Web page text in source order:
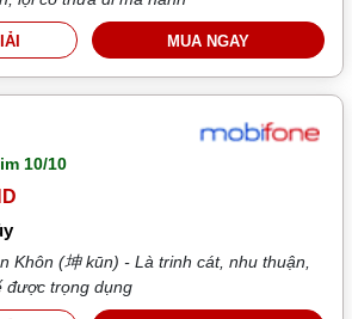
MUA NGAY
10/10
Khôn (坤 kūn) - Là trinh cát, nhu thuận,
được trọng dụng